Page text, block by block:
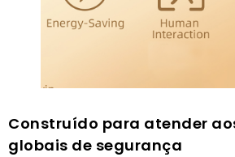
Construído para atender
globais de segurança